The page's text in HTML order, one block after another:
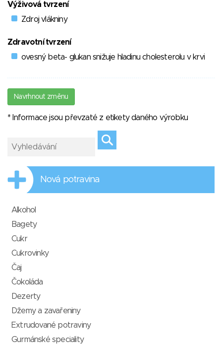
Výživová tvrzení
Zdroj vlákniny
Zdravotní tvrzení
ovesný beta- glukan snižuje hladinu cholesterolu v krvi
Navrhnout změnu
* Informace jsou převzaté z etikety daného výrobku
Nová potravina
Alkohol
Bagety
Cukr
Cukrovinky
Čaj
Čokoláda
Dezerty
Džemy a zavařeniny
Extrudované potraviny
Gurmánské speciality